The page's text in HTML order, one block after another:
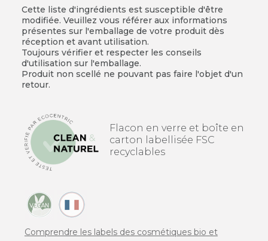
Cette liste d'ingrédients est susceptible d'être
modifiée. Veuillez vous référer aux informations
présentes sur l'emballage de votre produit dès
réception et avant utilisation.
Toujours vérifier et respecter les conseils
d'utilisation sur l'emballage.
Produit non scellé ne pouvant pas faire l'objet d'un
retour.
Flacon en verre et boîte en
carton labellisée FSC
recyclables
Comprendre les labels des cosmétiques bio et